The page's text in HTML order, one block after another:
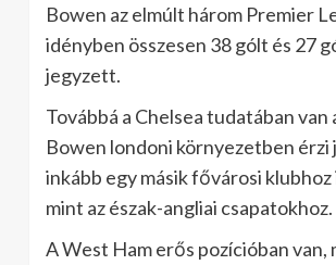
Bowen az elmúlt három Premier
idényben összesen 38 gólt és 27
jegyzett.
Továbbá a Chelsea tudatában van
Bowen londoni környezetben érzi
inkább egy másik fővárosi klubhoz
mint az észak-angliai csapatokhoz.
A West Ham erős pozícióban van,